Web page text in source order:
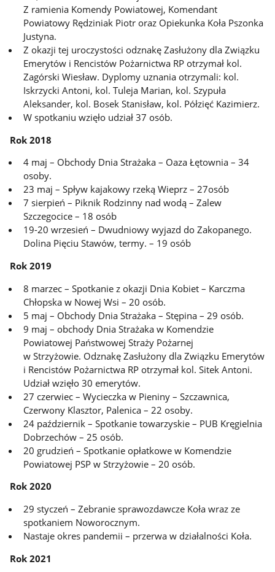
Z ramienia Komendy Powiatowej, Komendant
Powiatowy Rędziniak Piotr oraz Opiekunka Koła Pszonka
Justyna.
Z okazji tej uroczystości odznakę Zasłużony dla Związku
Emerytów i Rencistów Pożarnictwa RP otrzymał kol.
Zagórski Wiesław. Dyplomy uznania otrzymali: kol.
Iskrzycki Antoni, kol. Tuleja Marian, kol. Szypuła
Aleksander, kol. Bosek Stanisław, kol. Półzięć Kazimierz.
W spotkaniu wzięło udział 37 osób.
Rok 2018
4 maj – Obchody Dnia Strażaka – Oaza Łętownia – 34
osoby.
23 maj – Spływ kajakowy rzeką Wieprz – 27osób
7 sierpień – Piknik Rodzinny nad wodą – Zalew
Szczegocice – 18 osób
19-20 wrzesień – Dwudniowy wyjazd do Zakopanego.
Dolina Pięciu Stawów, termy. – 19 osób
Rok 2019
8 marzec – Spotkanie z okazji Dnia Kobiet – Karczma
Chłopska w Nowej Wsi – 20 osób.
5 maj – Obchody Dnia Strażaka – Stępina – 29 osób.
9 maj – obchody Dnia Strażaka w Komendzie
Powiatowej Państwowej Straży Pożarnej
w Strzyżowie. Odznakę Zasłużony dla Związku Emerytów
i Rencistów Pożarnictwa RP otrzymał kol. Sitek Antoni.
Udział wzięło 30 emerytów.
27 czerwiec – Wycieczka w Pieniny – Szczawnica,
Czerwony Klasztor, Palenica – 22 osoby.
24 październik – Spotkanie towarzyskie – PUB Kręgielnia
Dobrzechów – 25 osób.
20 grudzień – Spotkanie opłatkowe w Komendzie
Powiatowej PSP w Strzyżowie – 20 osób.
Rok 2020
29 styczeń – Zebranie sprawozdawcze Koła wraz ze
spotkaniem Noworocznym.
Nastaje okres pandemii – przerwa w działalności Koła.
Rok 2021